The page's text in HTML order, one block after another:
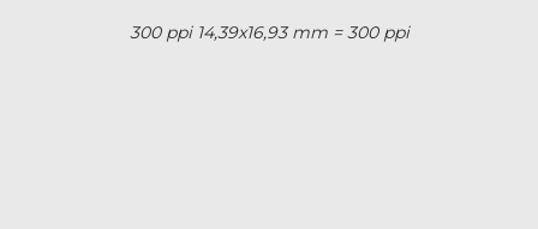
300 ppi 14,39x16,93 mm = 300 ppi